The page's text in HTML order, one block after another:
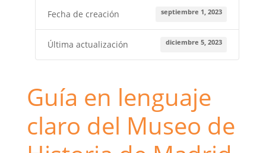
Fecha de creación septiembre 1, 2023
Última actualización diciembre 5, 2023
Guía en lenguaje
claro del Museo de